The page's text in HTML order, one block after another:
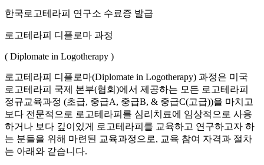
한국로고테라피 연구소 수료증 발급
로고테라피 디플로마 과정
( Diplomate in Logotherapy )
로고테라피 디플로마(Diplomate in Logotherapy) 과정은 미국
로고테라피 국제 본부(협회)에서 제공하는 모든 로고테라피
정규교육과정 (초급, 중급A, 중급B, & 중급C(고급))을 마치고
보다 전문적으로 로고테라피를 심리치료에 임상적으로 사용
하거나 보다 깊이있게 로고테라피를 교육하고 연구하고자 하
는 분들을 위해 마련된 교육과정으로, 교육 참여 자격과 절차
는 아래와 같습니다.